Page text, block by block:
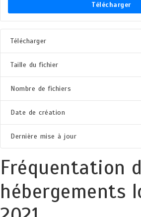
Télécharger
Télécharger
Taille du fichier
Nombre de fichiers
Date de création
Dernière mise à jour
Fréquentation
hébergements